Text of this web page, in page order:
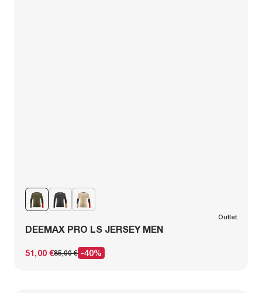
Outlet
DEEMAX PRO LS JERSEY MEN
85,00 €
51,00 € -40%